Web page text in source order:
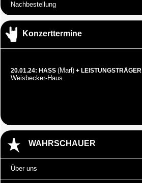
Nachbestellung
Konzerttermine
20.01.24: HASS (Marl) + LEISTUNGSTRÄGER
Weisbecker-Haus
WAHRSCHAUER
Über uns